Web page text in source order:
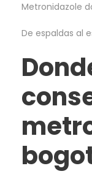
Metronidazole
De espaldas al